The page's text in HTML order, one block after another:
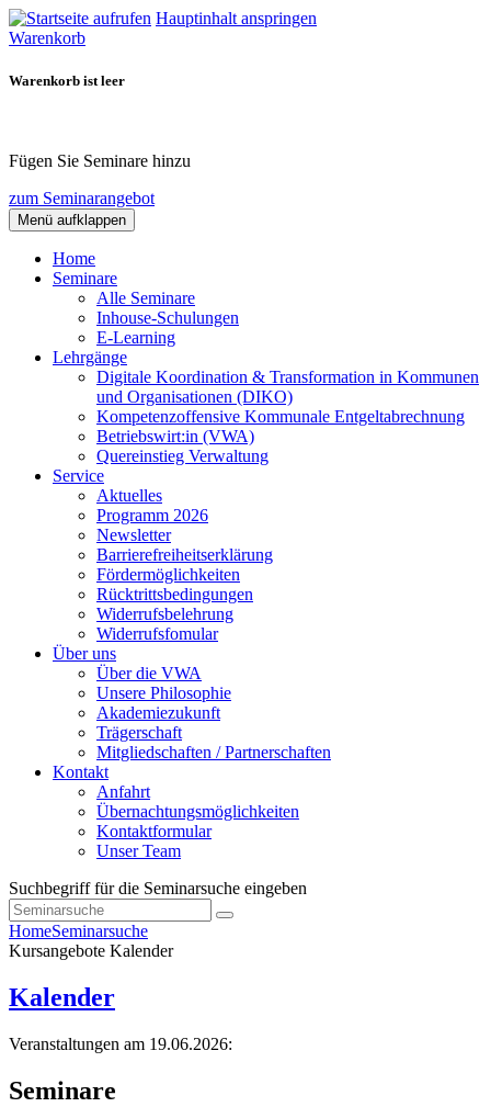
Hauptinhalt anspringen
Warenkorb
Warenkorb ist leer
Fügen Sie Seminare hinzu
zum Seminarangebot
Menü aufklappen
Home
Seminare
Alle Seminare
Inhouse-Schulungen
E-Learning
Lehrgänge
Digitale Koordination & Transformation in Kommunen
und Organisationen (DIKO)
Kompetenzoffensive Kommunale Entgeltabrechnung
Betriebswirt:in (VWA)
Quereinstieg Verwaltung
Service
Aktuelles
Programm 2026
Newsletter
Barrierefreiheitserklärung
Fördermöglichkeiten
Rücktrittsbedingungen
Widerrufsbelehrung
Widerrufsfomular
Über uns
Über die VWA
Unsere Philosophie
Akademiezukunft
Trägerschaft
Mitgliedschaften / Partnerschaften
Kontakt
Anfahrt
Übernachtungsmöglichkeiten
Kontaktformular
Unser Team
Suchbegriff für die Seminarsuche eingeben
HomeSeminarsuche
Kursangebote Kalender
Kalender
Veranstaltungen am 19.06.2026:
Seminare